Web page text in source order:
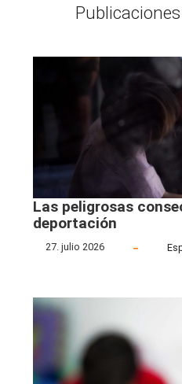
Las peligrosas
deportación
27. julio 2026